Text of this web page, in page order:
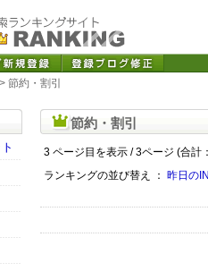
> 節約・割引
節約・割引
3 ページ目を表示 / 3ページ (合計
ランキングの並び替え ： 昨日の